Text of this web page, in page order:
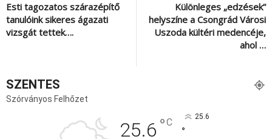
Esti tagozatos szárazépítő
tanulóink sikeres ágazati
vizsgát tettek….
Különleges „edzések”
helyszíne a Csongrád Városi
Uszoda kültéri medencéje,
ahol …
SZENTES
Szórványos Felhőzet
25.6 °C 25.6
°